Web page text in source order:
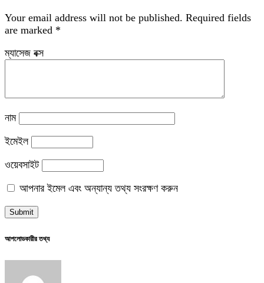
Your email address will not be published. Required fields
are marked *
ম্যাসেজ বক্স
নাম
ইমেইল
ওয়েবসাইট
আপনার ইমেল এবং অন্যান্য তথ্য সংরক্ষণ করুন
আপলোডকারীর তথ্য